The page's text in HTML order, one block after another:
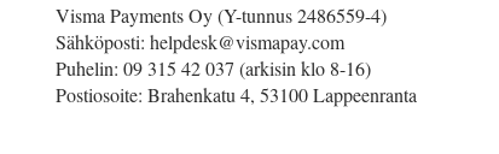
Visma Payments Oy (Y-tunnus 2486559-4)
Sähköposti: helpdesk@vismapay.com
Puhelin: 09 315 42 037 (arkisin klo 8-16)
Postiosoite: Brahenkatu 4, 53100 Lappeenranta